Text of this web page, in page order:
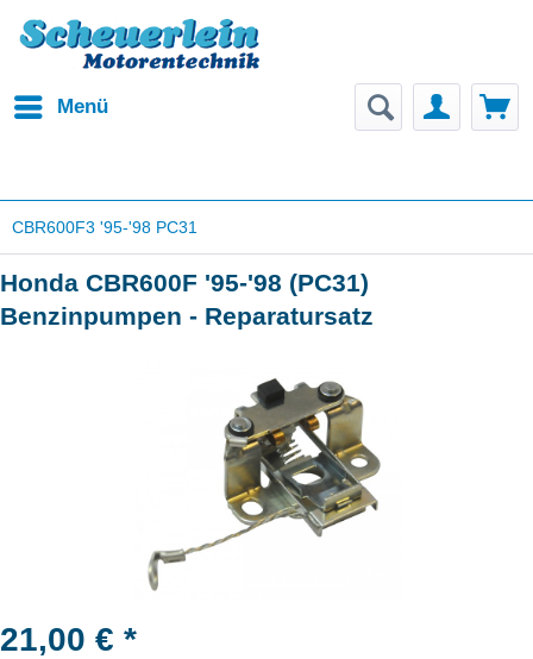
Menü
CBR600F3 '95-'98 PC31
Honda CBR600F '95-'98 (PC31)
Benzinpumpen - Reparatursatz
21,00 € *